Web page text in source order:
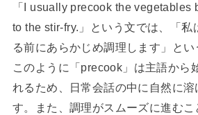
「I usually precook the vegetables
to the stir-fry.」という文では、「私
る前にあらかじめ調理します」とい
このように「precook」は主語から
れるため、日常会話の中に自然に溶
す。また、調理がスムーズに進む